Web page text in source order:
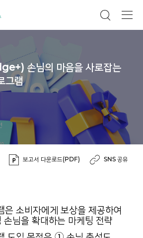
손님의 마음을 사로잡는
그램
보고서 다운로드(PDF) SNS 공유
은 소비자에게 보상을 제공하여
손님을 확대하는 마케팅 전략